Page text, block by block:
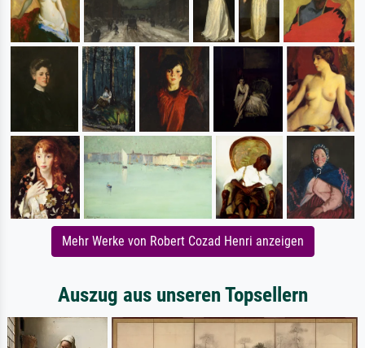
Mehr Werke von Robert Cozad Henri anzeigen
Auszug aus unseren Topsellern